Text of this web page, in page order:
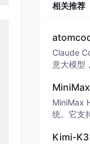
相关推荐
Claude
意大模型
致性能
e to
edit
MiniMax
统。它支
并能生成
Kimi-K3